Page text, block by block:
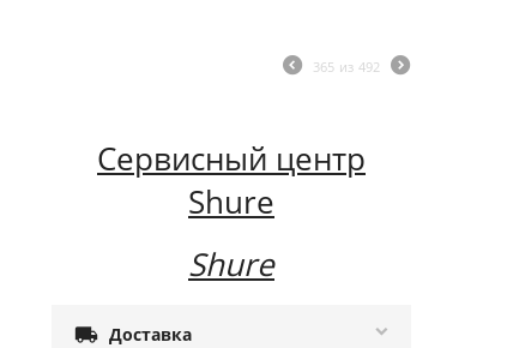
365 из 492
Сервисный центр
Shure
Shure
 Доставка